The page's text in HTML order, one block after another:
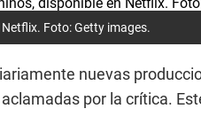
Foto: Getty images.
nuevas
por la crítica.